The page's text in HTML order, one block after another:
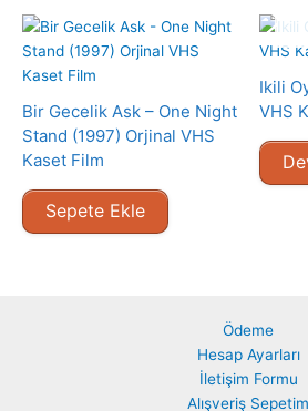
Bir Gecelik Ask – One Night
Stand (1997) Orjinal VHS
Kaset Film
Sepete Ekle
Ikili
VHS
Ödeme
Hesap Ayarları
İletişim Formu
Alışveriş Sepetim